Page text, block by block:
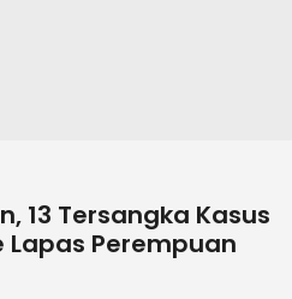
13 Tersangka Kasus
Lapas Perempuan